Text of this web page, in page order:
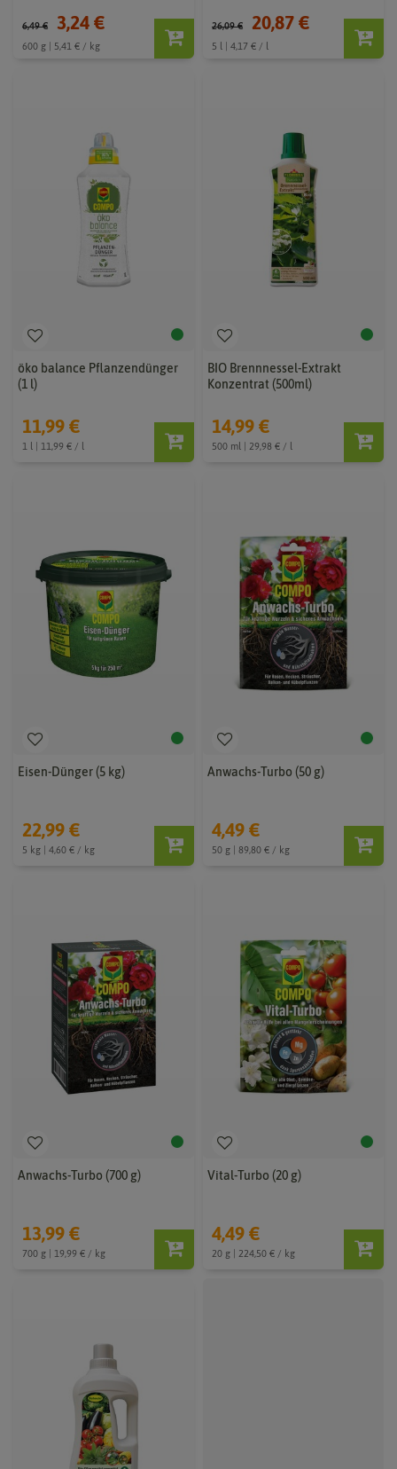
6,49 € 3,24 €
600 g | 5,41 € / kg
26,09 € 20,87 €
5 l | 4,17 € / l
öko balance Pflanzendünger
(1 l)
11,99 €
1 l | 11,99 € / l
BIO Brennnessel-Extrakt
Konzentrat (500ml)
14,99 €
500 ml | 29,98 € / l
Eisen-Dünger (5 kg)
22,99 €
5 kg | 4,60 € / kg
Anwachs-Turbo (50 g)
4,49 €
50 g | 89,80 € / kg
Anwachs-Turbo (700 g)
13,99 €
700 g | 19,99 € / kg
Vital-Turbo (20 g)
4,49 €
20 g | 224,50 € / kg